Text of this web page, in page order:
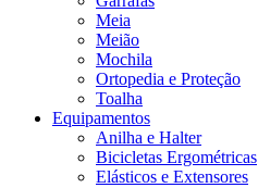
Meia
Meião
Mochila
Ortopedia e Proteção
Toalha
Equipamentos
Anilha e Halter
Bicicletas Ergométricas
Elásticos e Extensores